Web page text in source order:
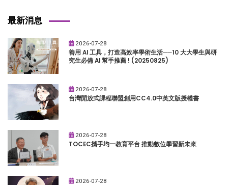
最新消息
2026-07-28
善用 AI 工具，打造高效率學術生活──10 大大學生與研
究生必備 AI 幫手推薦 ! (20250825)
2026-07-28
台灣開放式課程聯盟創用CC4.0中英文版授權書
2026-07-28
TOCEC攜手均一教育平台 推動數位學習新未來
2026-07-28